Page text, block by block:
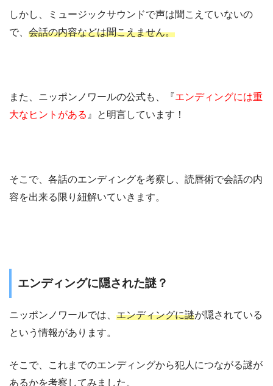
しかし、ミュージックサウンドで声は聞こえていないの
で、 会話の内容などは聞こえません。
また、ニッポンノワールの公式も、『エンディングには重
大なヒントがある 』と明言しています！
そこで、各話のエンディングを考察し、読唇術で会話の内
容を出来る限り紐解いていきます。
エンディングに隠された謎？
ニッポンノワールでは、 エンディングに謎が隠されている
という情報があります。
そこで、これまでのエンディングから犯人につながる謎が
あるかを考察してみました。